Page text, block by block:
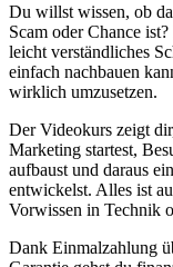
Du willst wissen, ob
Scam oder Chance
leicht verständliches
einfach nachbauen
wirklich umzusetzen.
Der Videokurs zeigt
Marketing startest,
aufbaust und daraus
entwickelst. Alles ist
Vorwissen in Technik
Dank Einmalzahlung